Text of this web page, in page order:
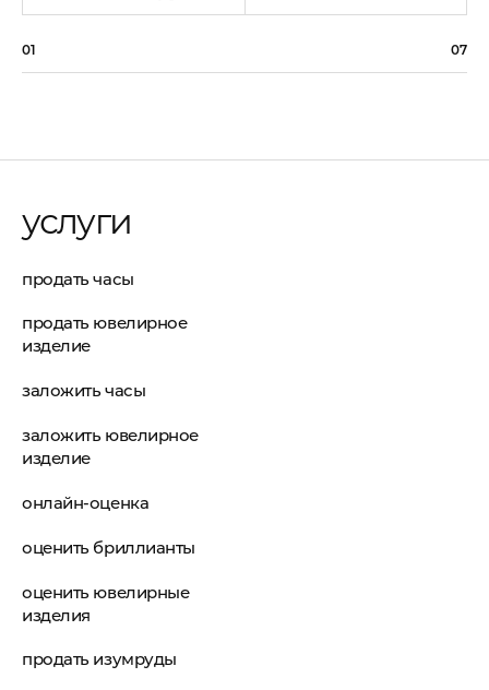
01 07
услуги
продать часы
продать ювелирное
изделие
заложить часы
заложить ювелирное
изделие
онлайн-оценка
оценить бриллианты
оценить ювелирные
изделия
продать изумруды